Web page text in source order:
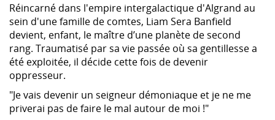
Réincarné dans l'empire intergalactique d'Algrand au
sein d'une famille de comtes, Liam Sera Banfield
devient, enfant, le maître d’une planète de second
rang. Traumatisé par sa vie passée où sa gentillesse a
été exploitée, il décide cette fois de devenir
oppresseur.
"Je vais devenir un seigneur démoniaque et je ne me
priverai pas de faire le mal autour de moi !"